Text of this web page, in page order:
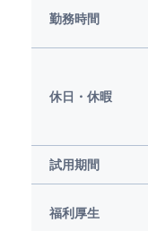
勤務時間
休日・休暇
試用期間
福利厚生